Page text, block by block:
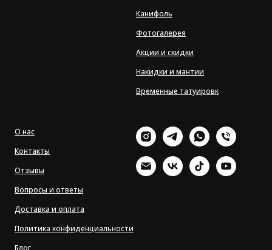
Канифоль
Фотогалерея
Акции и скидки
Накидки и мантии
Временные татуировк
О нас
Контакты
Отзывы
Вопросы и ответы
Доставка и оплата
Политика конфиденциальности